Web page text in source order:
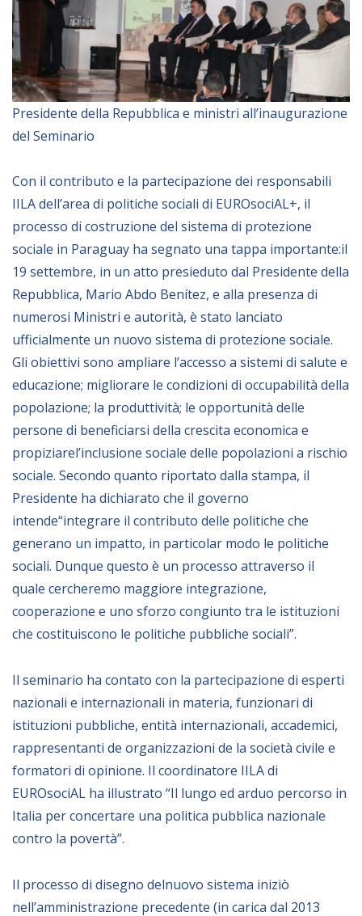
Empowerment socio- economico
Giustizia e Sicurezza
EUROsociAL
EL PAcCTO
EUROFRONT
AL-INVEST Verde
MEDIA
Foto
Video
Audio
BIBLIOTECA
Catalogo
Pubblicazioni
OPPORTUNITÀ
Bandi
Borse di studio
Alta Formazione
Contratti/Accordi/Grant
NEWSLETTER
Presidente della Repubblica e ministri all’inaugurazione
del Seminario
Con il contributo e la partecipazione dei responsabili
IILA dell’area di politiche sociali di EUROsociAL+, il
processo di costruzione del sistema di protezione
sociale in Paraguay ha segnato una tappa importante:il
19 settembre, in un atto presieduto dal Presidente della
Repubblica, Mario Abdo Benítez, e alla presenza di
numerosi Ministri e autorità, è stato lanciato
ufficialmente un nuovo sistema di protezione sociale.
Gli obiettivi sono ampliare l’accesso a sistemi di salute e
educazione; migliorare le condizioni di occupabilità della
popolazione; la produttività; le opportunità delle
persone di beneficiarsi della crescita economica e
propiziarel’inclusione sociale delle popolazioni a rischio
sociale. Secondo quanto riportato dalla stampa, il
Presidente ha dichiarato che il governo
intende“integrare il contributo delle politiche che
generano un impatto, in particolar modo le politiche
sociali. Dunque questo è un processo attraverso il
quale cercheremo maggiore integrazione,
cooperazione e uno sforzo congiunto tra le istituzioni
che costituiscono le politiche pubbliche sociali”.
Il seminario ha contato con la partecipazione di esperti
nazionali e internazionali in materia, funzionari di
istituzioni pubbliche, entità internazionali, accademici,
rappresentanti de organizzazioni de la società civile e
formatori di opinione. Il coordinatore IILA di
EUROsociAL ha illustrato “Il lungo ed arduo percorso in
Italia per concertare una politica pubblica nazionale
contro la povertà”.
Il processo di disegno delnuovo sistema iniziò
nell’amministrazione precedente (in carica dal 2013